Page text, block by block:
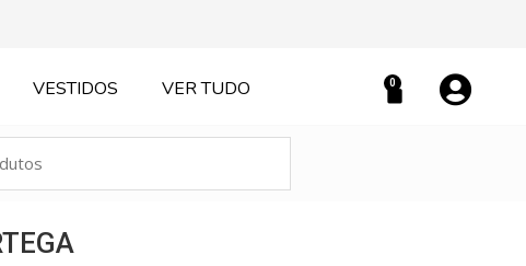
VESTIDOS VER TUDO 0
Carrinho